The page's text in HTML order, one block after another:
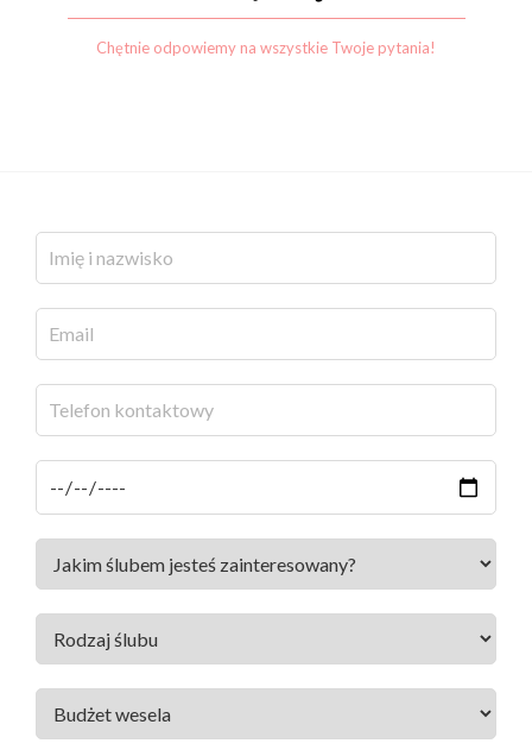
Chętnie odpowiemy na wszystkie Twoje pytania!